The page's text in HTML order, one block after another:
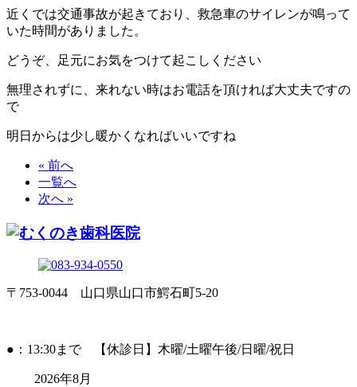
近くでは交通事故が起きており、救急車のサイレンが鳴って
いた時間がありました。
どうぞ、足元にお気をつけて起こしください
無理されずに、来れない時はお電話を頂ければ大丈夫ですの
で
明日からは少し暖かくなればいいですね
« 前へ
一覧へ
次へ »
〒753-0044 山口県山口市鰐石町5-20
●：13:30まで 【休診日】木曜/土曜午後/日曜/祝日
2026年8月